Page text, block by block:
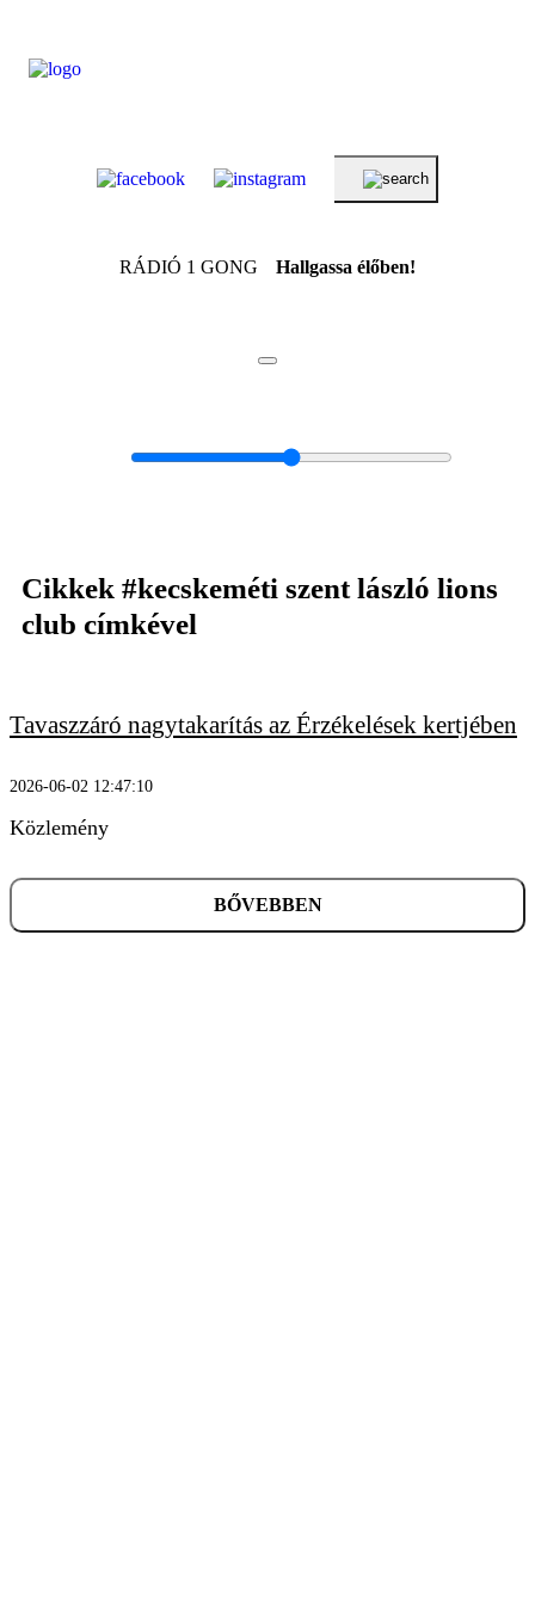
KERESÉS
RÁDIÓ 1 GONG Hallgassa élőben!
Cikkek #kecskeméti szent lászló lions
club címkével
Tavaszzáró nagytakarítás az Érzékelések kertjében
2026-06-02 12:47:10
Közlemény
BŐVEBBEN